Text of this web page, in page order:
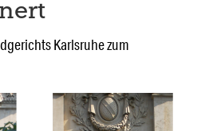
Karlsruhe zum